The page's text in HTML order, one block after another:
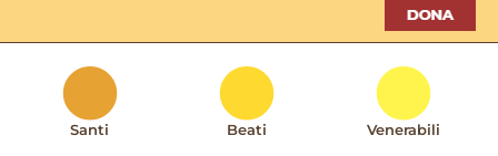
Santi Beati Venerabili